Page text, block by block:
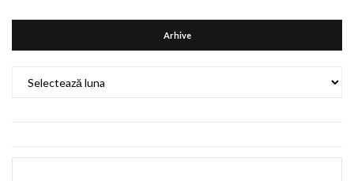
Arhive